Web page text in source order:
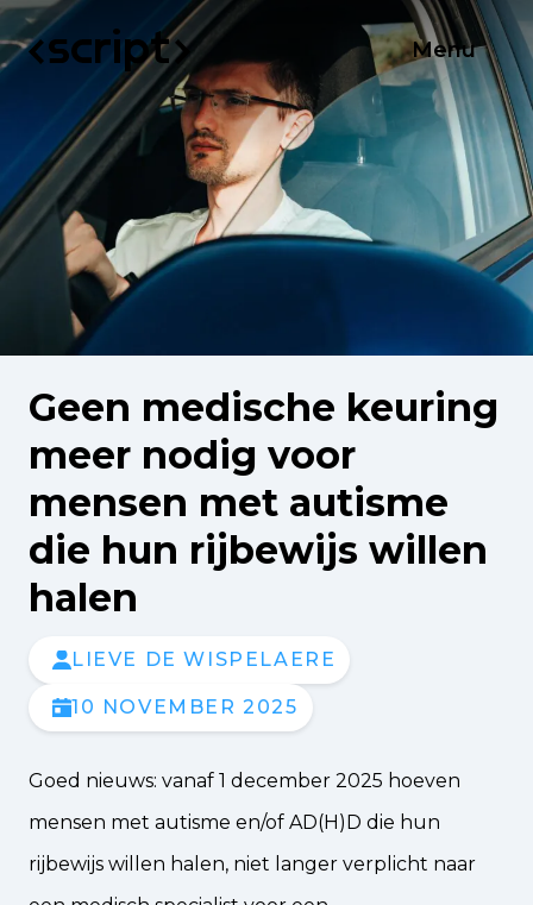
Menu
Geen medische keuring
meer nodig voor
mensen met autisme
die hun rijbewijs willen
halen
LIEVE DE WISPELAERE
10 NOVEMBER 2025
Goed nieuws: vanaf 1 december 2025 hoeven
mensen met autisme en/of AD(H)D die hun
rijbewijs willen halen, niet langer verplicht naar